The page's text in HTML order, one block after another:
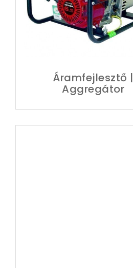
Áramfejlesztő |
Aggregátor